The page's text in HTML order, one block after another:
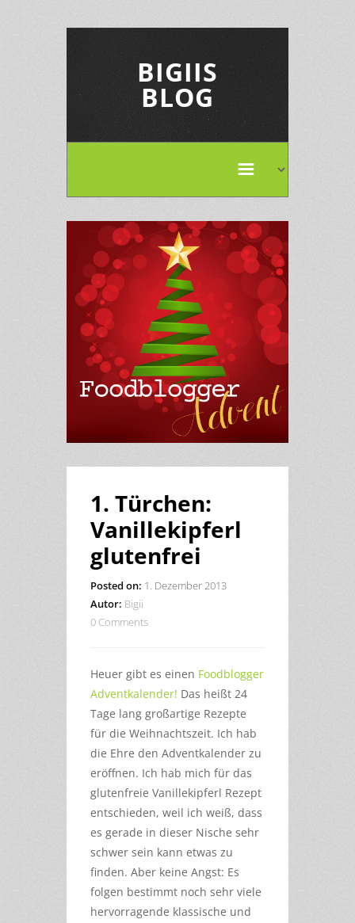
BIGIIS
BLOG
1. Türchen:
Vanillekipferl
glutenfrei
Posted on: 1. Dezember 2013
Autor: Bigii
0 Comments
Heuer gibt es einen Foodblogger
Adventkalender! Das heißt 24
Tage lang großartige Rezepte
für die Weihnachtszeit. Ich hab
die Ehre den Adventkalender zu
eröffnen. Ich hab mich für das
glutenfreie Vanillekipferl Rezept
entschieden, weil ich weiß, dass
es gerade in dieser Nische sehr
schwer sein kann etwas zu
finden. Aber keine Angst: Es
folgen bestimmt noch sehr viele
hervorragende klassische und